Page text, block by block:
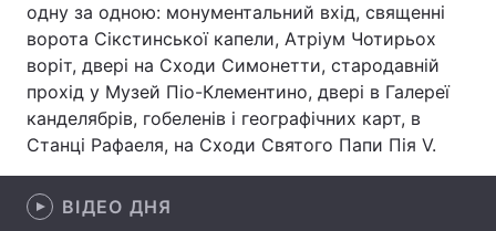
Цікавинки Погода
Екологія Регіони
Лонгріди
одну за одною: монументальний вхід, священні
ворота Сікстинської капели, Атріум Чотирьох
воріт, двері на Сходи Симонетти, стародавній
прохід у Музей Піо-Клементино, двері в Галереї
канделябрів, гобеленів і географічних карт, в
Станці Рафаеля, на Сходи Святого Папи Пія V.
ВІДЕО ДНЯ